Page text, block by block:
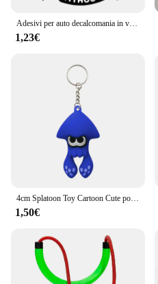
Adesivi per auto decalcomania in vinile adesivo stella dell'esercito per JEEP Wrangler e tutti gli altri modelli 4x4 accessori decorazione K252 #
1,23€
4cm Splatoon Toy Cartoon Cute portachiavi Squid Doll regalo creativo per bambini regalo di compleanno regalo di natale
1,50€